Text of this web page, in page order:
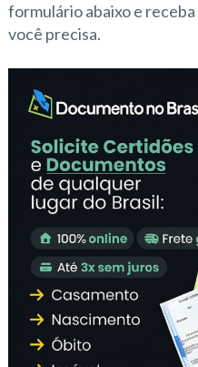
formulário abaixo e
você precisa.